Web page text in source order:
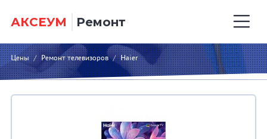
АКСЕУМ Ремонт
Цены / Ремонт телевизоров / Haier